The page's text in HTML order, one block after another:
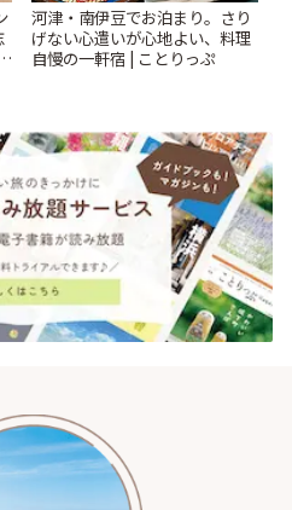
河津・南伊豆でお泊まり。さり
げない心遣いが心地よい、料理
自慢の一軒宿 | ことりっぷ